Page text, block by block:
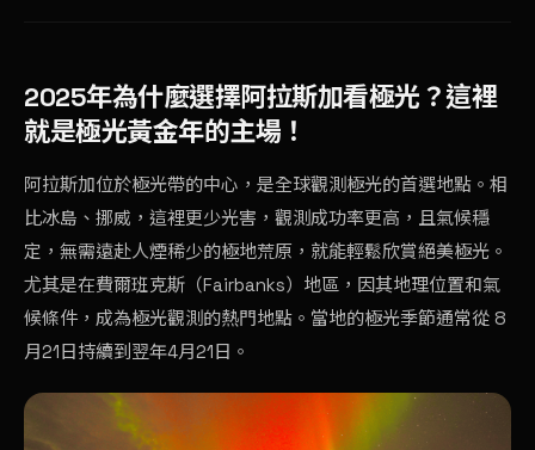
2025年為什麼選擇阿拉斯加看極光？這裡
就是極光黃金年的主場！
阿拉斯加位於極光帶的中心，是全球觀測極光的首選地點。相
比冰島、挪威，這裡更少光害，觀測成功率更高，且氣候穩
定，無需遠赴人煙稀少的極地荒原，就能輕鬆欣賞絕美極光。
尤其是在費爾班克斯（Fairbanks）地區，因其地理位置和氣
候條件，成為極光觀測的熱門地點。當地的極光季節通常從 8
月21日持續到翌年4月21日。